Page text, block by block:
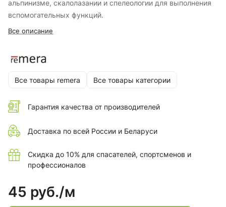
альпинизме, скалолазании и спелеологии для выполнения
вспомогательных функций.
Все описание
Все товары remera Все товары категории
Гарантия качества от производителей
Доставка по всей России и Беларуси
Скидка до 10% для спасателей, спортсменов и
профессионалов
45 руб./м